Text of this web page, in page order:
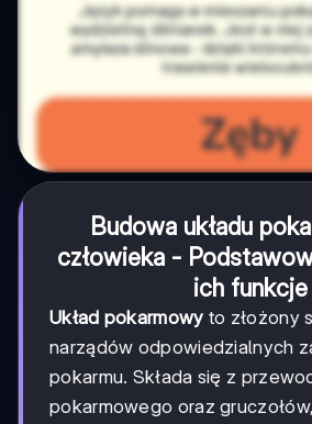
Budowa układu
człowieka-
ich funkcje
Układ pokarmowy to złożony
narządów odpowiedzialnych
pokarmu. Składa się z
pokarmowego oraz